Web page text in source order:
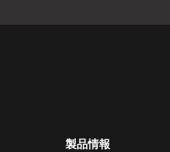
製品情報